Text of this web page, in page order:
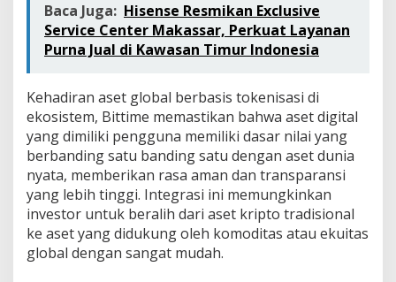
Baca Juga: Hisense Resmikan Exclusive
Service Center Makassar, Perkuat Layanan
Purna Jual di Kawasan Timur Indonesia
Kehadiran aset global berbasis tokenisasi di
ekosistem, Bittime memastikan bahwa aset digital
yang dimiliki pengguna memiliki dasar nilai yang
berbanding satu banding satu dengan aset dunia
nyata, memberikan rasa aman dan transparansi
yang lebih tinggi. Integrasi ini memungkinkan
investor untuk beralih dari aset kripto tradisional
ke aset yang didukung oleh komoditas atau ekuitas
global dengan sangat mudah.